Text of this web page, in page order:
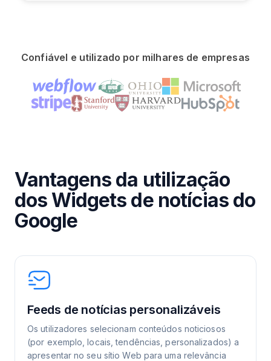
Confiável e utilizado por milhares de empresas
Vantagens da utilização
dos Widgets de notícias do
Google
Feeds de notícias personalizáveis
Os utilizadores selecionam conteúdos noticiosos
(por exemplo, locais, tendências, personalizados) a
apresentar no seu sítio Web para uma relevância